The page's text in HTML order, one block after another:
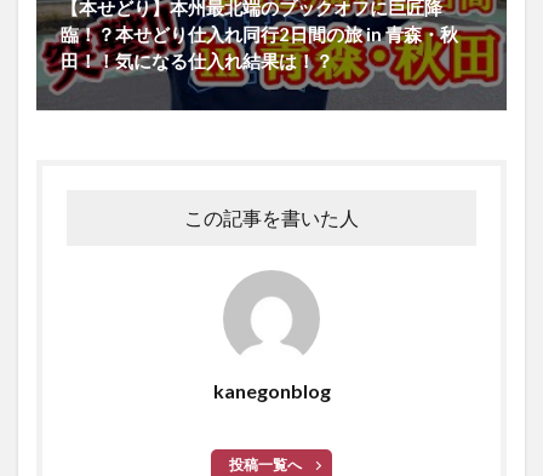
【本せどり】本州最北端のブックオフに巨匠降
臨！？本せどり仕入れ同行2日間の旅 in 青森・秋
田！！気になる仕入れ結果は！？
この記事を書いた人
kanegonblog
投稿一覧へ